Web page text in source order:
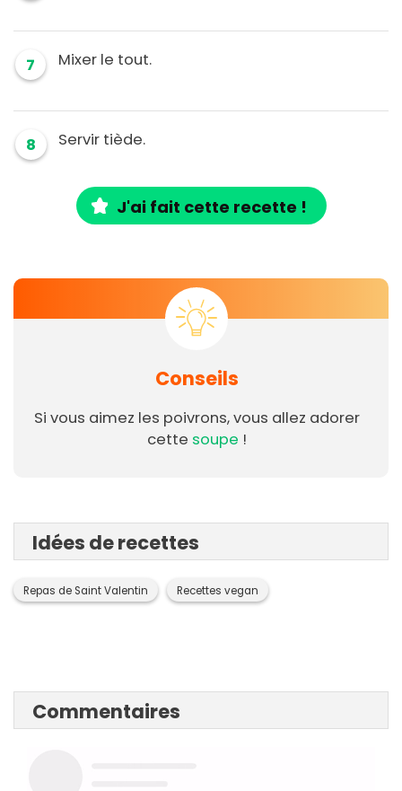
7 Mixer le tout.
8 Servir tiède.
J'ai fait cette recette !
Conseils
Si vous aimez les poivrons, vous allez adorer
cette soupe !
Idées de recettes
Repas de Saint Valentin Recettes vegan
Commentaires